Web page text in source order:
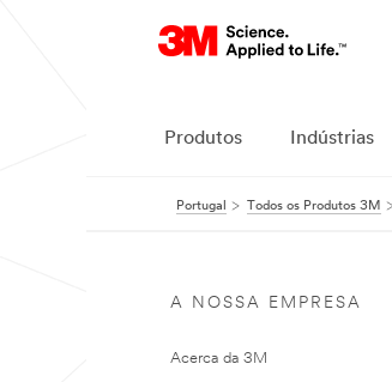
Produtos Indústrias
Portugal Todos os Produtos 3M
A NOSSA EMPRESA
Acerca da 3M